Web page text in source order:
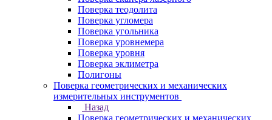
Поверка теодолита
Поверка угломера
Поверка угольника
Поверка уровнемера
Поверка уровня
Поверка эклиметра
Полигоны
Поверка геометрических и механических
измерительных инструментов
Назад
Поверка геометрических и механических